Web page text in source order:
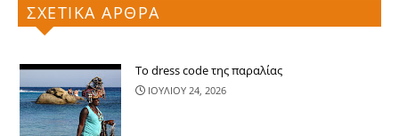
ΣΧΕΤΙΚΑ ΑΡΘΡΑ
Το dress code της παραλίας
ΙΟΥΛΙΟΥ 24, 2026